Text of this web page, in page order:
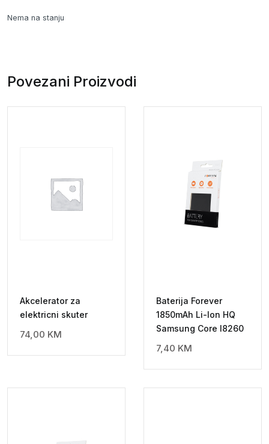
Nema na stanju
Povezani Proizvodi
Akcelerator za
elektricni skuter
74,00 KM
Baterija Forever
1850mAh Li-Ion HQ
Samsung Core I8260
7,40 KM